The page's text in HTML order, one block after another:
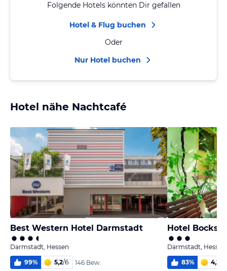
Folgende Hotels könnten Dir gefallen
Hotel & Flug buchen
Oder
Nur Hotel buchen
Hotel nähe Nachtcafé
Best Western Hotel Darmstadt
Darmstadt, Hessen
99% 5,2/6 146 Bew.
Hotel
Darmstadt, Hessen
83% 4,2